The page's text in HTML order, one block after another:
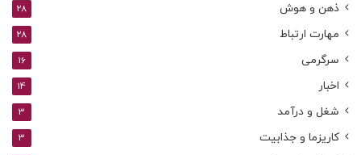
ذهن و هوش 28
مهارت ارتباط 28
سرگرمی 16
اخبار 14
شغل و درآمد 3
کاریزما و جذابیت 3